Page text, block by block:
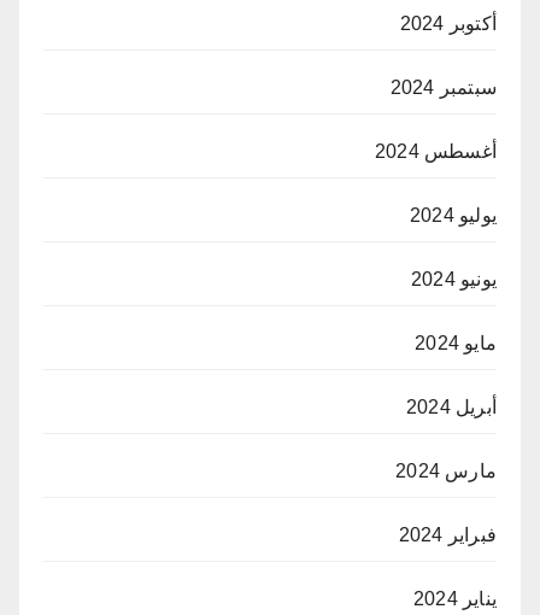
أكتوبر 2024
سبتمبر 2024
أغسطس 2024
يوليو 2024
يونيو 2024
مايو 2024
أبريل 2024
مارس 2024
فبراير 2024
يناير 2024